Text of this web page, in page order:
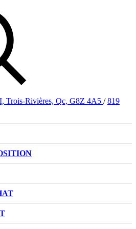
Trois-Rivières, Qc, G8Z 4A5 / 819
NEUFS
NEUFS
ACHETEZ HYUNDAI